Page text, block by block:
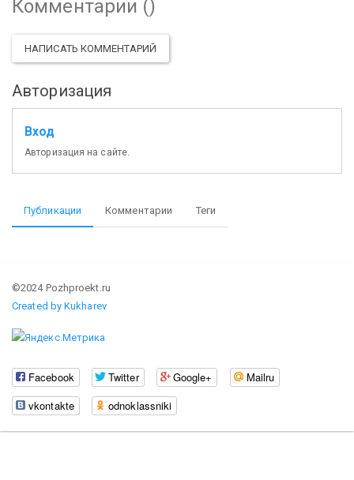
Комментарии ()
НАПИСАТЬ КОММЕНТАРИЙ
Авторизация
Вход
Авторизация на сайте.
Публикации Комментарии Теги
©2024 Pozhproekt.ru
Created by Kukharev
Facebook Twitter Google+
Mailru
vkontakte
odnoklassniki